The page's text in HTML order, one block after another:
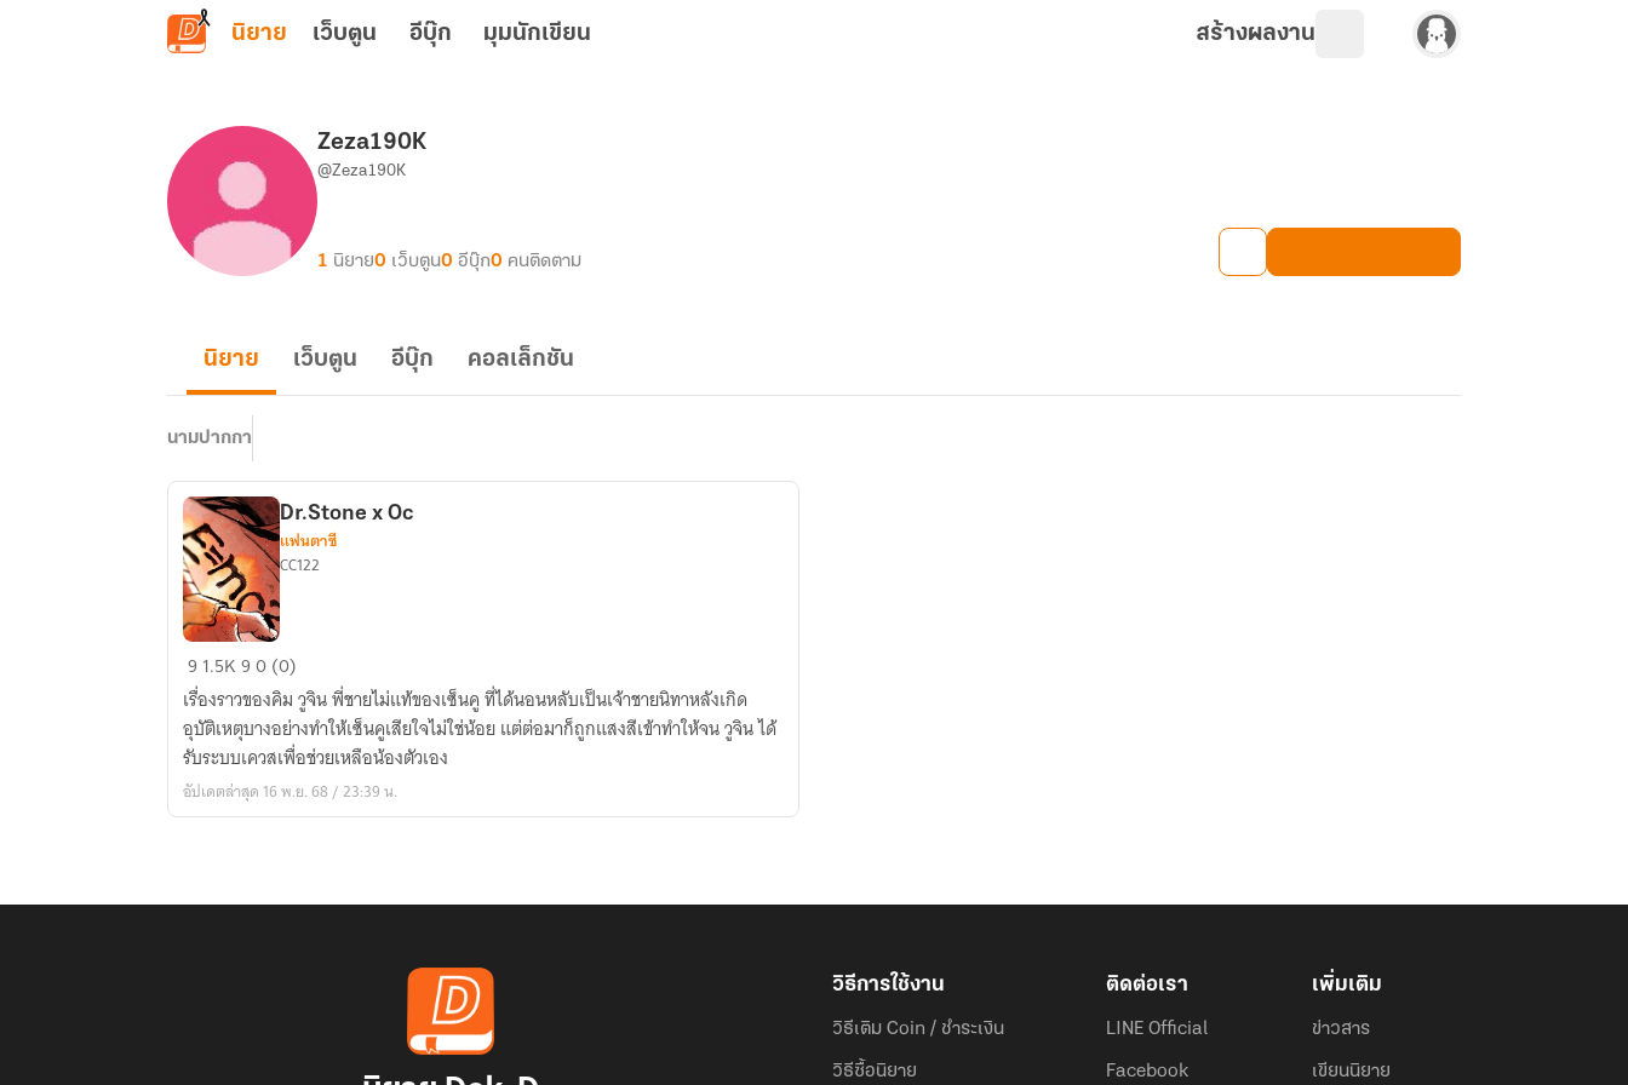
ข้ามไปยังเนื้อหาหลัก
นิยาย เว็บตูน อีบุ๊ก มุมนักเขียน สร้างผลงาน
Zeza190K
@Zeza190K
1 นิยาย0 เว็บตูน0 อีบุ๊ก0 คนติดตาม
นิยาย เว็บตูน อีบุ๊ก คอลเล็กชัน
นามปากกา
Dr.Stone
x
Oc
Dr.Stone x Oc
แฟนตาซี
CC122
9 1.5K90 (0)
เรื่องราวของคิม วูจิน พี่ชายไม่แท้ของเซ็นคู ที่ได้นอนหลับเป็นเจ้าชายนิทาหลังเกิด
อุบัติเหตุบางอย่างทำให้เซ็นคูเสียใจไม่ใช่น้อย แต่ต่อมาก็ถูกแสงสีเข้าทำให้จน วูจิน ได้
รับระบบเควสเพื่อช่วยเหลือน้องตัวเอง
อัปเดตล่าสุด 16 พ.ย. 68 / 23:39 น.
วิธีการใช้งาน
วิธีเติม Coin / ชำระเงิน
วิธีซื้อนิยาย
ติดต่อเรา
LINE Official
Facebook
เพิ่มเติม
ข่าวสาร
เขียนนิยาย